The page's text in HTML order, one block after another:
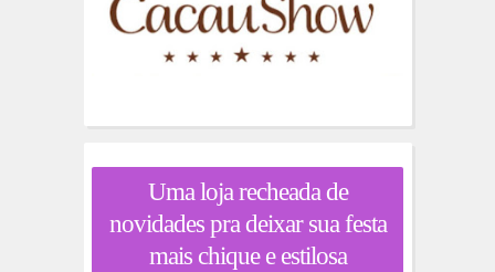
Uma loja recheada de
novidades pra deixar sua festa
mais chique e estilosa